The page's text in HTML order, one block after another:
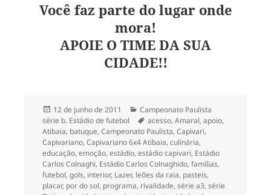
Você faz parte do lugar onde
mora!
APOIE O TIME DA SUA
CIDADE!!
Publicado
em
12 de junho de 2011 Categorias
Campeonato Paulista
série b, Estádio de futebol Tags
acesso, Amaral, apoio,
Atibaia, batuque, Campeonato Paulista, Capivari,
Capivariano, Capivariano 6x4 Atibaia, culinária,
educação, emoção, estádio, estádio capivari, Estádio
Carlos Colnaghi, Estádio Carlos Colnaghido, famílias,
futebol, gols, interior, Lazer, leões da raia, pasteis,
placar, por do sol, programa, rivalidade, série a3, série